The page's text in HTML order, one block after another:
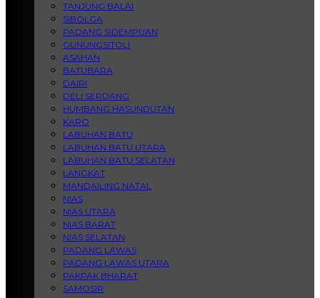
TANJUNG BALAI
SIBOLGA
PADANG SIDEMPUAN
GUNUNGSITOLI
ASAHAN
BATUBARA
DAIRI
DELI SERDANG
HUMBANG HASUNDUTAN
KARO
LABUHAN BATU
LABUHAN BATU UTARA
LABUHAN BATU SELATAN
LANGKAT
MANDAILING NATAL
NIAS
NIAS UTARA
NIAS BARAT
NIAS SELATAN
PADANG LAWAS
PADANG LAWAS UTARA
PAKPAK BHARAT
SAMOSIR